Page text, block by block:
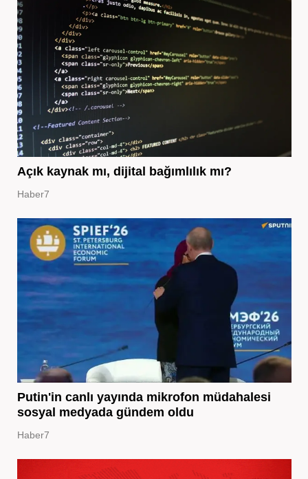
Açık kaynak mı, dijital bağımlılık mı?
Haber7
Putin'in canlı yayında mikrofon müdahalesi
sosyal medyada gündem oldu
Haber7